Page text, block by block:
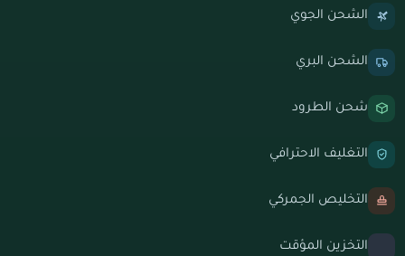
الشحن الجوي
الشحن البري
شحن الطرود
التغليف الاحترافي
التخليص الجمركي
التخزين المؤقت